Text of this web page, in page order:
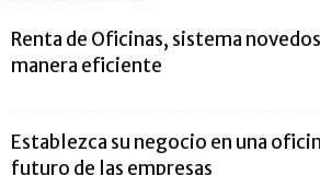
Renta de Oficinas, sistema
manera eficiente
Establezca su negocio en una
futuro de las empresas